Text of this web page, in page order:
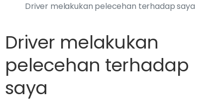
Driver melakukan pelecehan terhadap saya
Driver melakukan
pelecehan terhadap
saya